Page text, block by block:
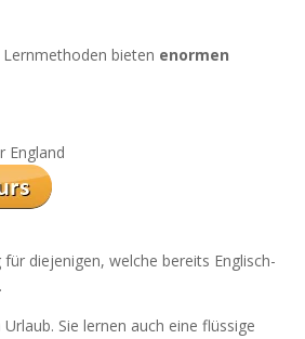
bieten enormen
England
diejenigen, welche bereits Englisch-
Sie lernen auch eine flüssige